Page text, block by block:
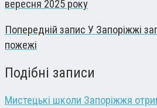
вересня 2025 року
Попередній запис У Запоріжжі
пожежі
Подібні записи
Мистецькі школи Запоріжжя